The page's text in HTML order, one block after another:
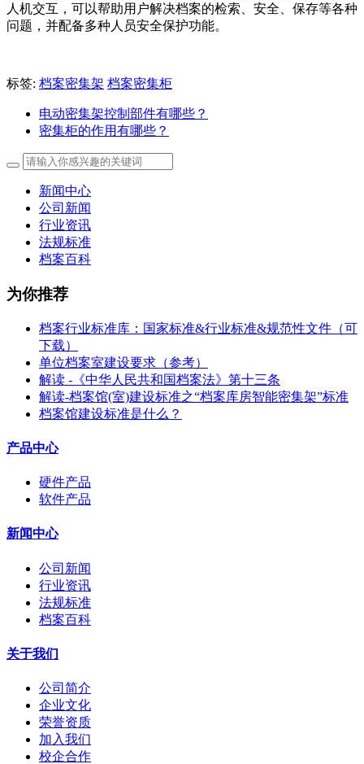
人机交互，可以帮助用户解决档案的检索、安全、保存等各种
问题，并配备多种人员安全保护功能。
标签: 档案密集架 档案密集柜
电动密集架控制部件有哪些？
密集柜的作用有哪些？
新闻中心
公司新闻
行业资讯
法规标准
档案百科
为你推荐
档案行业标准库：国家标准&行业标准&规范性文件（可
下载）
单位档案室建设要求（参考）
解读 -《中华人民共和国档案法》第十三条
解读-档案馆(室)建设标准之“档案库房智能密集架”标准
档案馆建设标准是什么？
产品中心
硬件产品
软件产品
新闻中心
公司新闻
行业资讯
法规标准
档案百科
关于我们
公司简介
企业文化
荣誉资质
加入我们
校企合作